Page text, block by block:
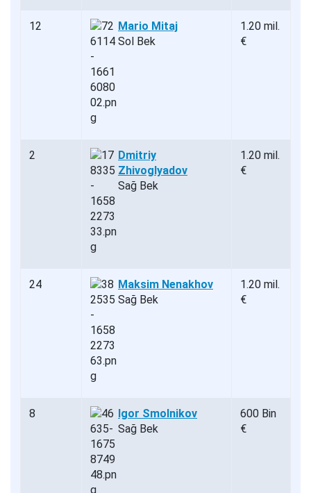
12
Mario Mitaj
Sol Bek
1.20 mil.
€
2
Dmitriy
Zhivoglyadov
Sağ Bek
1.20 mil.
€
24
Maksim Nenakhov
Sağ Bek
1.20 mil.
€
8
Igor Smolnikov
Sağ Bek
600 Bin
€